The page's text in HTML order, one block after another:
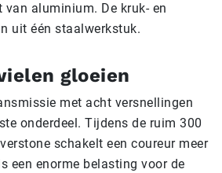
aluminium. De kruk- en
uit één staalwerkstuk.
gloeien
met acht versnellingen
onderdeel. Tijdens de ruim 300
schakelt een coureur meer
een enorme belasting voor de